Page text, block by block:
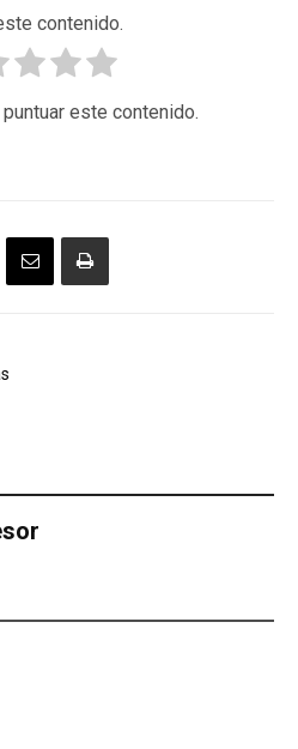
contenido.
este contenido.